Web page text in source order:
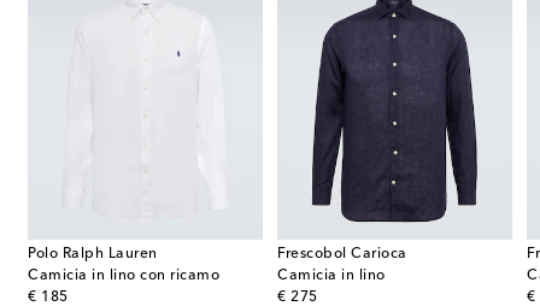
Polo Ralph Lauren
Camicia in lino con ricamo
€ 185
original price
Frescobol Carioca
Camicia in lino
€ 275
original price
€